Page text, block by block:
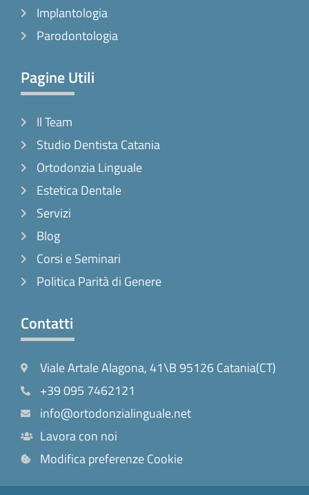
Implantologia
Parodontologia
Pagine Utili
Il Team
Studio Dentista Catania
Ortodonzia Linguale
Estetica Dentale
Servizi
Blog
Corsi e Seminari
Politica Parità di Genere
Contatti
Viale Artale Alagona, 41\B 95126 Catania(CT)
+39 095 7462121
info@ortodonzialinguale.net
Lavora con noi
Modifica preferenze Cookie